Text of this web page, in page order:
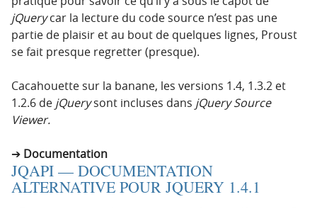
jQuerycar la lecture du code source n’est pas une
partie de plaisir et au bout de quelques lignes, Proust
se fait presque regretter (presque).
Cacahouette sur la banane, les versions 1.4, 1.3.2 et
1.2.6 de jQuerysont incluses dans jQuery Source
Viewer.
Documentation
JQAPI — DOCUMENTATION
ALTERNATIVE POUR JQUERY 1.4.1